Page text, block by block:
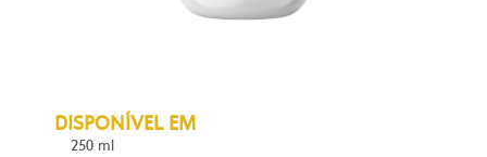
DISPONÍVEL EM
250 ml